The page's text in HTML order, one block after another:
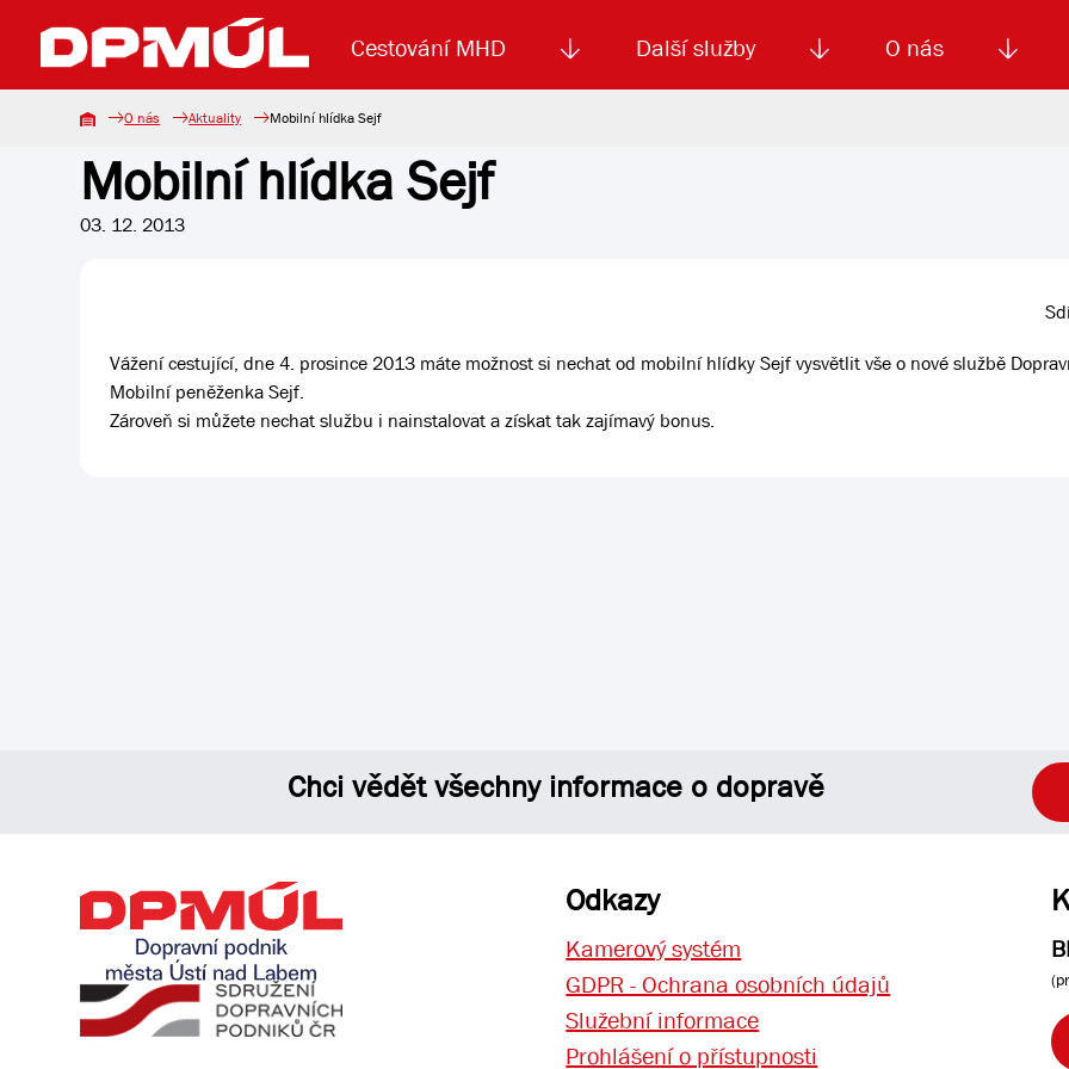
Cestování MHD
Uzavření mostu Dr. E. Beneše Koupit jízdenku
Další služby
Lanová dráha Reklama
O nás
Základní údaje Aktuality
O nás Aktuality Mobilní hlídka Sejf
Mobilní hlídka Sejf
03. 12. 2013
Vážení cestující, dne 4. prosince 2013 máte možnost si nechat od mobilní hlídky Sejf vysvětlit vše o nové službě
Mobilní peněženka Sejf.
Zároveň si můžete nechat službu i nainstalovat a získat tak zajímavý bonus.
Chci vědět všechny informace o dopravě
Odkazy
Kamerový systém
GDPR - Ochrana osobních údajů
Služební informace
Prohlášení o přístupnosti